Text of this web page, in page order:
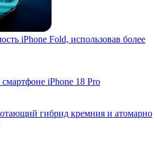
iPhone Fold, использовав более
iPhone 18 Pro
гибрид кремния и атомарно